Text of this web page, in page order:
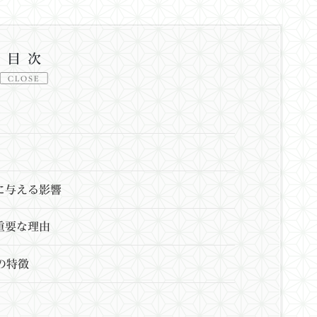
目次
CLOSE
与える影響
要な理由
特徴